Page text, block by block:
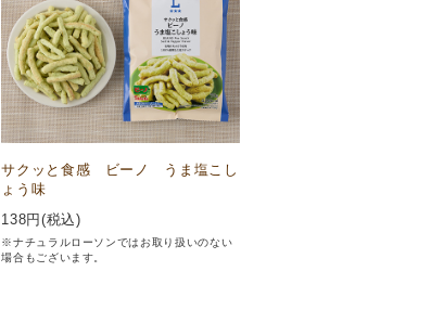
サクッと食感 ビーノ うま塩こし
ょう味
138円(税込)
※ナチュラルローソンではお取り扱いのない
場合もございます。